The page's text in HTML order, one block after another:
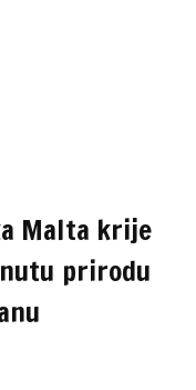
Malta krije
prirodu